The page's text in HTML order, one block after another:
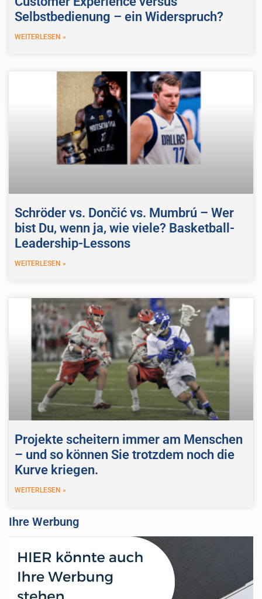
Selbstbedienung – ein Widerspruch?
WEITERLESEN »
Schröder vs. Dončić vs. Mumbrú – Wer
bist Du, wenn ja, wie viele? Basketball-
Leadership-Lessons
WEITERLESEN »
Projekte scheitern immer am Menschen
– und so können Sie trotzdem noch die
Kurve kriegen.
WEITERLESEN »
Ihre Werbung